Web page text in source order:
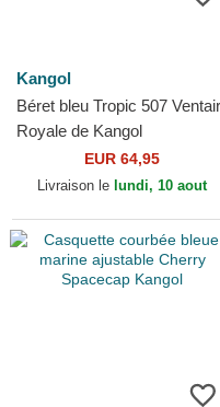
Kangol
Béret bleu Tropic 507 Ventair
Royale de Kangol
EUR 64,95
Livraison le lundi, 10 aout